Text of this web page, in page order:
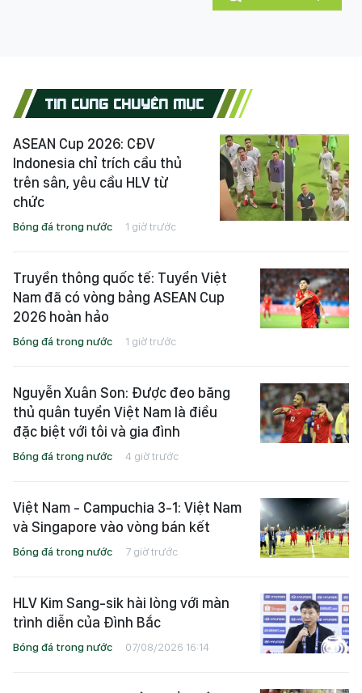
TIN CÙNG CHUYÊN MỤC
ASEAN Cup 2026: CĐV
Indonesia chỉ trích cầu thủ
trên sân, yêu cầu HLV từ
chức
Bóng đá trong nước 1 giờ trước
Truyền thông quốc tế: Tuyển Việt
Nam đã có vòng bảng ASEAN Cup
2026 hoàn hảo
Bóng đá trong nước 1 giờ trước
Nguyễn Xuân Son: Được đeo băng
thủ quân tuyển Việt Nam là điều
đặc biệt với tôi và gia đình
Bóng đá trong nước 4 giờ trước
Việt Nam - Campuchia 3-1: Việt Nam
và Singapore vào vòng bán kết
Bóng đá trong nước 7 giờ trước
HLV Kim Sang-sik hài lòng với màn
trình diễn của Đình Bắc
Bóng đá trong nước 07/08/2026 16:14